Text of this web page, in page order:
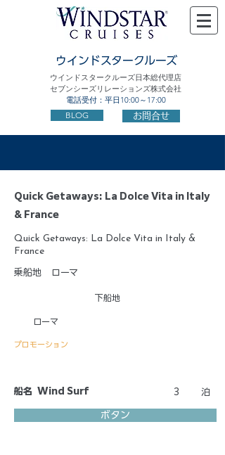
ウインドスタークルーズ
ウインドスタークルーズ日本総代理店
セブンシーズリレーションズ株式会社
電話受付：平日10:00～17:00
BLOG お問合せ
Quick Getaways: La Dolce Vita in Italy
& France
Quick Getaways: La Dolce Vita in Italy &
France
乗船地 ローマ
下船地
ローマ
プロモーション
船名 Wind Surf 3 泊
ボタン